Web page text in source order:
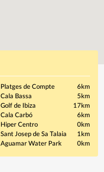
Platges de Compte
6km
Cala Bassa
5km
Golf de Ibiza
17km
Cala Carbó
6km
Hiper Centro
0km
Sant Josep de Sa Talaia
1km
Aguamar Water Park
0km